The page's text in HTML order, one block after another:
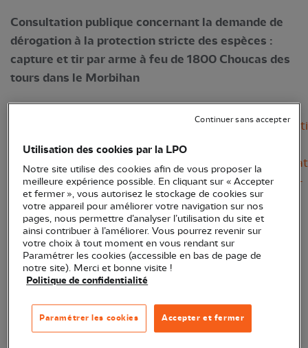
Consultation publique concernant la demande de
dérogation à la protection stricte des espèces :
capture et tir par arme à feu de 1800 Choucas des
tours dans le Morbihan
Communiqué de Presse :
https://www.morbihan.gouv.fr/Publications/
publiques/Consultations-en-cours/Derogation-a-la-
protection-stricte-des-especes/Derogation-
intentionnelle-et-destruction-de-choucas-des-tours-
chambre-d-agriculture
Vous avez jusqu'au 7 mai.
!! LES ARGUMENTAIRES DISPONIBLES EN BAS
DE PAGE !!
Envoyer les contributions à:
ddtm-esprotegee@morbihan.gouv.fr
Utilisation des cookies par la LPO
Notre site utilise des cookies afin de vous proposer la
meilleure expérience possible. En cliquant sur « Accepter
et fermer », vous autorisez le stockage de cookies sur
votre appareil pour améliorer votre navigation sur nos
pages, nous permettre d’analyser l’utilisation du site et
ainsi contribuer à l’améliorer. Vous pourrez revenir sur
votre choix à tout moment en vous rendant sur
Paramétrer les cookies (accessible en bas de page de
notre site). Merci et bonne visite !
Politique de confidentialité
Accepter et fermer
Paramétrer les cookies
Continuer sans accepter